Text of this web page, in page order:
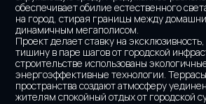
обеспечивает обилие естественного
на город, стирая границы между
динамичным мегаполисом.
Проект делает ставку на
тишину в паре шагов от городской
строительстве использованы
энергоэффективные технологии.
пространства создают атмосферу
жителям спокойный отдых от городской